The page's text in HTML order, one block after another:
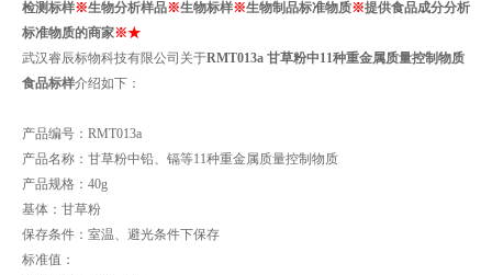
检测标样※生物分析样品※生物标样※生物制品标准物质※提供食品成分分析
标准物质的商家※★
武汉睿辰标物科技有限公司关于RMT013a 甘草粉中11种重金属质量控制物质
食品标样介绍如下：
产品编号：RMT013a
产品名称：甘草粉中铅、镉等11种重金属质量控制物质
产品规格：40g
基体：甘草粉
保存条件：室温、避光条件下保存
标准值：